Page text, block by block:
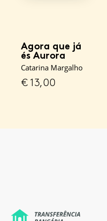
Agora que já
és Aurora
Catarina Margalho
€13,00